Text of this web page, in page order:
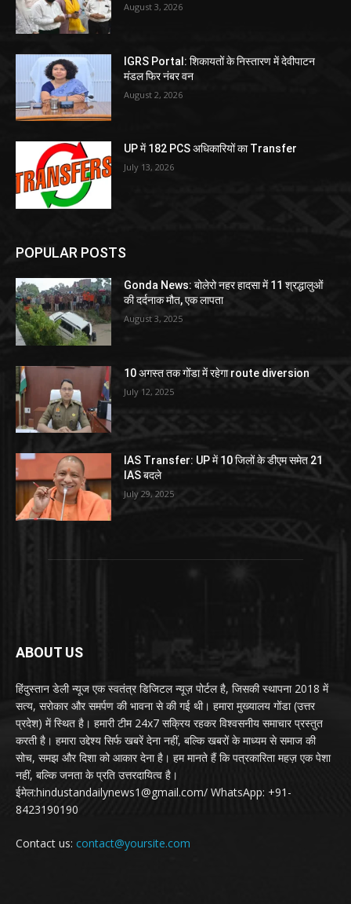
August 3, 2026
IGRS Portal: शिकायतों के निस्तारण में देवीपाटन
मंडल फिर नंबर वन
August 2, 2026
UP में 182 PCS अधिकारियों का Transfer
July 13, 2026
POPULAR POSTS
Gonda News: बोलेरो नहर हादसा में 11 श्रद्धालुओं
की दर्दनाक मौत, एक लापता
August 3, 2025
10 अगस्त तक गोंडा में रहेगा route diversion
July 12, 2025
IAS Transfer: UP में 10 जिलों के डीएम समेत 21
IAS बदले
July 29, 2025
ABOUT US
हिंदुस्तान डेली न्यूज एक स्वतंत्र डिजिटल न्यूज़ पोर्टल है, जिसकी स्थापना 2018 में
सत्य, सरोकार और समर्पण की भावना से की गई थी। हमारा मुख्यालय गोंडा (उत्तर
प्रदेश) में स्थित है। हमारी टीम 24x7 सक्रिय रहकर विश्वसनीय समाचार प्रस्तुत
करती है। हमारा उद्देश्य सिर्फ खबरें देना नहीं, बल्कि खबरों के माध्यम से समाज की
सोच, समझ और दिशा को आकार देना है। हम मानते हैं कि पत्रकारिता महज़ एक पेशा
नहीं, बल्कि जनता के प्रति उत्तरदायित्व है।
ईमेल:hindustandailynews1@gmail.com/ WhatsApp: +91-
8423190190
Contact us: contact@yoursite.com